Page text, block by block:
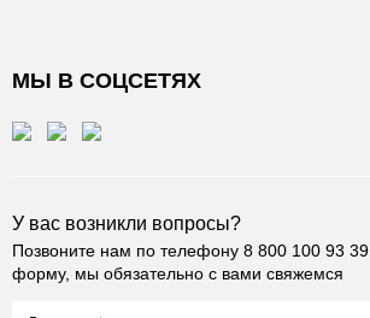
МЫ В СОЦСЕТЯХ
У вас возникли вопросы?
Позвоните нам по телефону 8 800 100 93 39
форму, мы обязательно с вами свяжемся